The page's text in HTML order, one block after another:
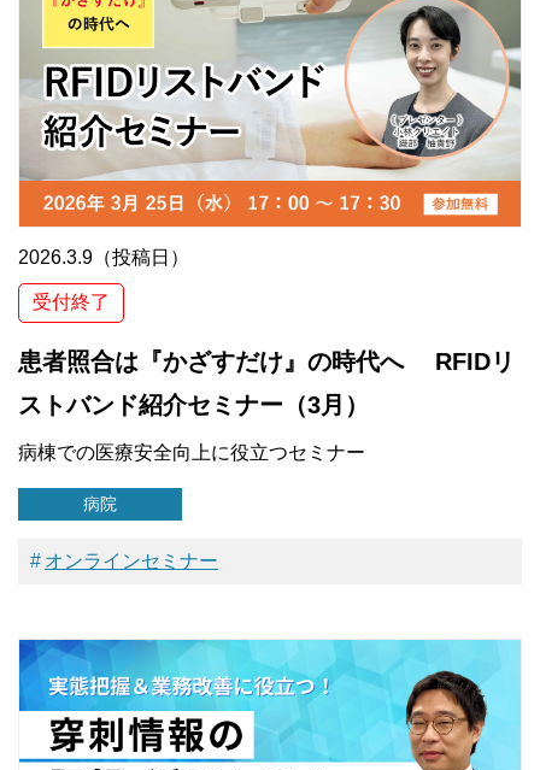
2026.3.9（投稿日）
受付終了
患者照合は『かざすだけ』の時代へ RFIDリ
ストバンド紹介セミナー（3月）
病棟での医療安全向上に役立つセミナー
病院
オンラインセミナー